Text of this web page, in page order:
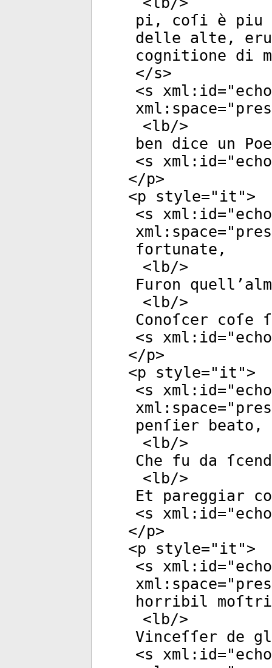
pi, coſi è piu
delle alte,
cognitione di
</s>
<s xml:id="
xml:space="
<lb/>
ben dice un
<s xml:id="
</p>
<p style=" it ">
<s xml:id="
xml:space="
fortunate,
<lb/>
Furon
<lb/>
Conoſcer
<s xml:id="
</p>
<p style=" it ">
<s xml:id="
xml:space="
penſier beato,
<lb/>
Che fu da
<lb/>
Et pareggiar
<s xml:id="
</p>
<p style=" it ">
<s xml:id="
xml:space="
horribil
<lb/>
Vinceſſer de
<s xml:id="